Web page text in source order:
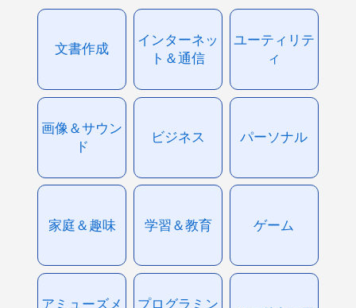
文書作成
インターネッ
ト＆通信
ユーティリテ
ィ
画像＆サウン
ド
ビジネス パーソナル
家庭＆趣味 学習＆教育 ゲーム
アミューズメ
プログラミン